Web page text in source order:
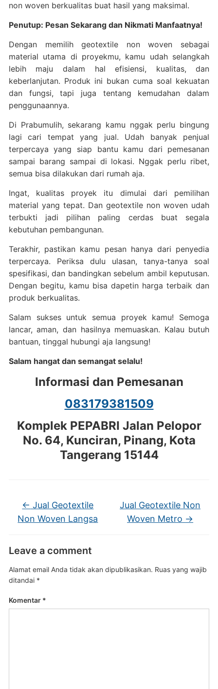
non woven berkualitas buat hasil yang maksimal.
Penutup: Pesan Sekarang dan Nikmati Manfaatnya!
Dengan memilih geotextile non woven sebagai
material utama di proyekmu, kamu udah selangkah
lebih maju dalam hal efisiensi, kualitas, dan
keberlanjutan. Produk ini bukan cuma soal kekuatan
dan fungsi, tapi juga tentang kemudahan dalam
penggunaannya.
Di Prabumulih, sekarang kamu nggak perlu bingung
lagi cari tempat yang jual. Udah banyak penjual
terpercaya yang siap bantu kamu dari pemesanan
sampai barang sampai di lokasi. Nggak perlu ribet,
semua bisa dilakukan dari rumah aja.
Ingat, kualitas proyek itu dimulai dari pemilihan
material yang tepat. Dan geotextile non woven udah
terbukti jadi pilihan paling cerdas buat segala
kebutuhan pembangunan.
Terakhir, pastikan kamu pesan hanya dari penyedia
terpercaya. Periksa dulu ulasan, tanya-tanya soal
spesifikasi, dan bandingkan sebelum ambil keputusan.
Dengan begitu, kamu bisa dapetin harga terbaik dan
produk berkualitas.
Salam sukses untuk semua proyek kamu! Semoga
lancar, aman, dan hasilnya memuaskan. Kalau butuh
bantuan, tinggal hubungi aja langsung!
Salam hangat dan semangat selalu!
Informasi dan Pemesanan
083179381509
Komplek PEPABRI Jalan Pelopor
No. 64, Kunciran, Pinang, Kota
Tangerang 15144
← Jual Geotextile
Non Woven Langsa
Jual Geotextile Non
Woven Metro →
Leave a comment
Alamat email Anda tidak akan dipublikasikan. Ruas yang wajib
ditandai *
Komentar *